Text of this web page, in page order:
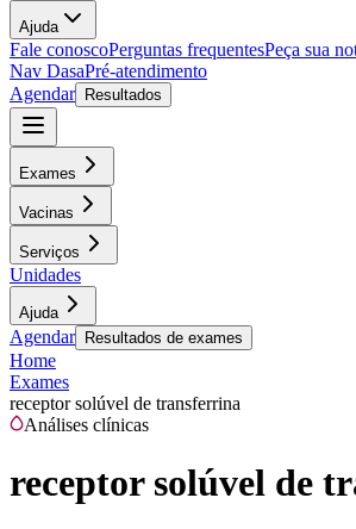
Ajuda
Fale conoscoPerguntas frequentesPeça sua
Nav DasaPré-atendimento
Agendar
Resultados
Exames
Vacinas
Serviços
Unidades
Ajuda
Agendar Resultados de exames
Home
Exames
receptor solúvel de transferrina
Análises clínicas
receptor solúvel de